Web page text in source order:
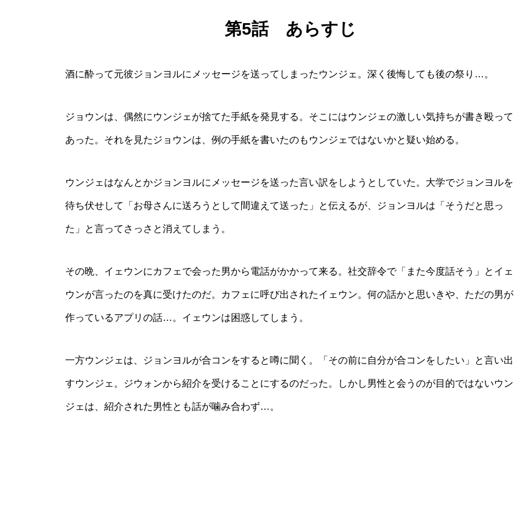
第5話 あらすじ
酒に酔って元彼ジョンヨルにメッセージを送ってしまったウンジェ。深く後悔しても後の祭り…。
ジョウンは、偶然にウンジェが捨てた手紙を発見する。そこにはウンジェの激しい気持ちが書き殴って
あった。それを見たジョウンは、例の手紙を書いたのもウンジェではないかと疑い始める。
ウンジェはなんとかジョンヨルにメッセージを送った言い訳をしようとしていた。大学でジョンヨルを
待ち伏せして「お母さんに送ろうとして間違えて送った」と伝えるが、ジョンヨルは「そうだと思っ
た」と言ってさっさと消えてしまう。
その晩、イェウンにカフェで会った男から電話がかかって来る。社交辞令で「また今度話そう」とイェ
ウンが言ったのを真に受けたのだ。カフェに呼び出されたイェウン。何の話かと思いきや、ただの男が
作っているアプリの話…。イェウンは困惑してしまう。
一方ウンジェは、ジョンヨルが合コンをすると噂に聞く。「その前に自分が合コンをしたい」と言い出
すウンジェ。ジウォンから紹介を受けることにするのだった。しかし男性と会うのが目的ではないウン
ジェは、紹介された男性とも話が噛み合わず…。